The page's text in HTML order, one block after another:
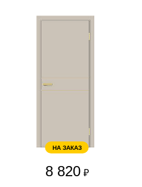
НА ЗАКАЗ
8 820 ₽